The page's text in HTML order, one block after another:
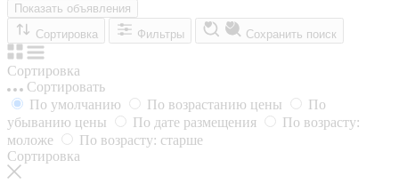
Показать объявления
Сортировка
Фильтры Сохранить поиск
Сортировка
Сортировать
По умолчанию
По возрастанию цены
По
убыванию цены
По дате размещения
По возрасту:
моложе
По возрасту: старше
Сортировка